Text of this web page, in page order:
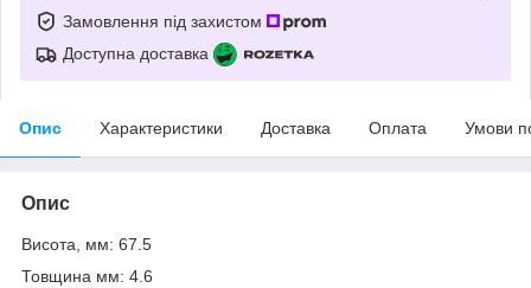
Замовлення під захистом
Доступна доставка
Опис Характеристики Доставка Оплата Умови
Опис
Висота, мм: 67.5
Товщина мм: 4.6